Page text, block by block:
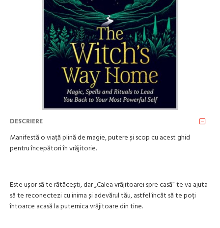
DESCRIERE
Manifestă o viață plină de magie, putere și scop cu acest ghid
pentru începători în vrăjitorie.
Este ușor să te rătăcești, dar „Calea vrăjitoarei spre casă” te va ajuta
să te reconectezi cu inima și adevărul tău, astfel încât să te poți
întoarce acasă la puternica vrăjitoare din tine.